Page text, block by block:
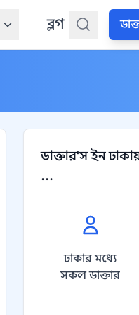
ব্লগ
ডাক্তার'স ইন
...
ঢাকার মধ্যে
সকল ডাক্তার